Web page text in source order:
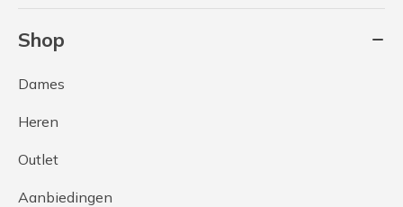
Shop
Dames
Heren
Outlet
Aanbiedingen